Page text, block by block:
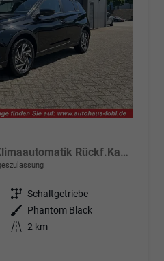
Trend 1.0 T-GDI 90PS Klimaautomatik Rückf.Kamera Parksensoren Sitzheizung Lenkradheizung Bluetooth Touchscreen Tempomat Apple CarPlay + Android Auto 16"LM
Getriebe Schaltgetriebe
Außenfarbe
Phantom Black
Kilometerstand 2 km